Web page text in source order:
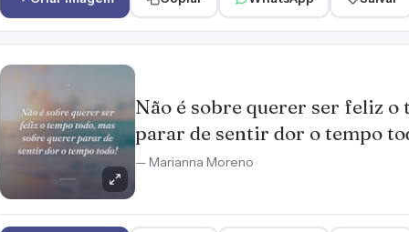
Não é sobre querer ser feliz o
parar de sentir dor o tempo
— Marianna Moreno